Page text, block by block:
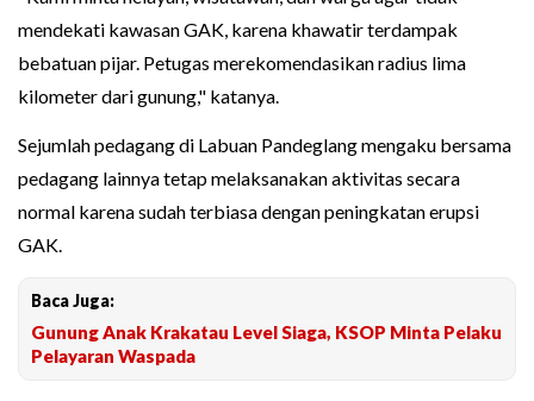
mendekati kawasan GAK, karena khawatir terdampak
bebatuan pijar. Petugas merekomendasikan radius lima
kilometer dari gunung," katanya.
Sejumlah pedagang di Labuan Pandeglang mengaku bersama
pedagang lainnya tetap melaksanakan aktivitas secara
normal karena sudah terbiasa dengan peningkatan erupsi
GAK.
Baca Juga:
Gunung Anak Krakatau Level Siaga, KSOP Minta Pelaku
Pelayaran Waspada